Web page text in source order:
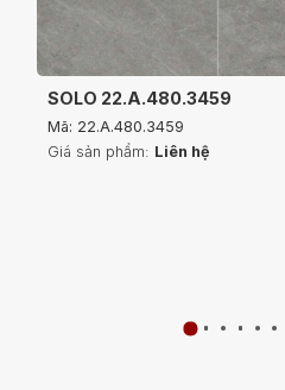
SOLO 22.A.480.3459
Mã: 22.A.480.3459
Giá sản phẩm: Liên hệ